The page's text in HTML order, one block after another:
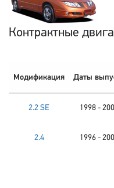
Контрактные
Модификация Даты
2.2 SE 1998 -
2.4 1996 -